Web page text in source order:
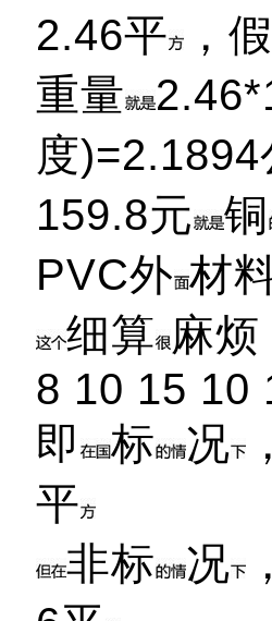
2.46平 ，假
重量
度)=2.1894
159.8元
铜
PVC外 材
细算 麻烦
8 10 15 10
即
标 况
平
非标
况